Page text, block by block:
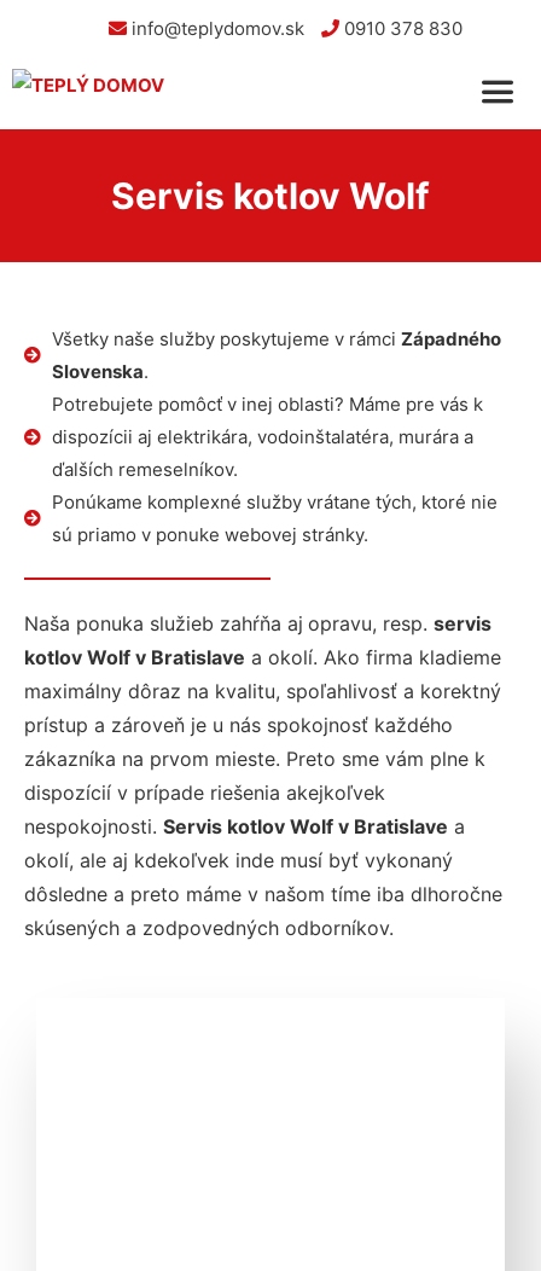
info@teplydomov.sk 0910 378 830
Servis kotlov Wolf
Všetky naše služby poskytujeme v rámci Západného
Slovenska.
Potrebujete pomôcť v inej oblasti? Máme pre vás k
dispozícii aj elektrikára, vodoinštalatéra, murára a
ďalších remeselníkov.
Ponúkame komplexné služby vrátane tých, ktoré nie
sú priamo v ponuke webovej stránky.
Naša ponuka služieb zahŕňa aj opravu, resp. servis
kotlov Wolf v Bratislave a okolí. Ako firma kladieme
maximálny dôraz na kvalitu, spoľahlivosť a korektný
prístup a zároveň je u nás spokojnosť každého
zákazníka na prvom mieste. Preto sme vám plne k
dispozícií v prípade riešenia akejkoľvek
nespokojnosti. Servis kotlov Wolf v Bratislave a
okolí, ale aj kdekoľvek inde musí byť vykonaný
dôsledne a preto máme v našom tíme iba dlhoročne
skúsených a zodpovedných odborníkov.